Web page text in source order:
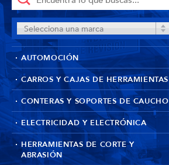
Selecciona una marca
AUTOMOCIÓN
CARROS Y CAJAS DE HERRAMIENTAS
CONTERAS Y SOPORTES DE CAUCHO
ELECTRICIDAD Y ELECTRÓNICA
HERRAMIENTAS DE CORTE Y
ABRASIÓN